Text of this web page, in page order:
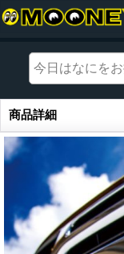
商品詳細
商品詳細